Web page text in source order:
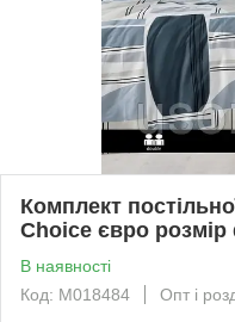
Комплект
Choice євро розмір
В наявності
Код: M018484
Опт і